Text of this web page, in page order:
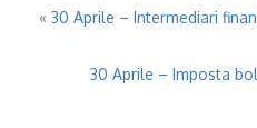
« 30 Aprile – Intermediari
30 Aprile – Imposta